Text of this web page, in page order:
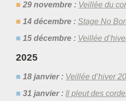
29 novembre : Veillée du
14 décembre : Stage No
15 décembre : Veillée
2025
18 janvier : Veillée d’hiver
31 janvier : Il pleut des